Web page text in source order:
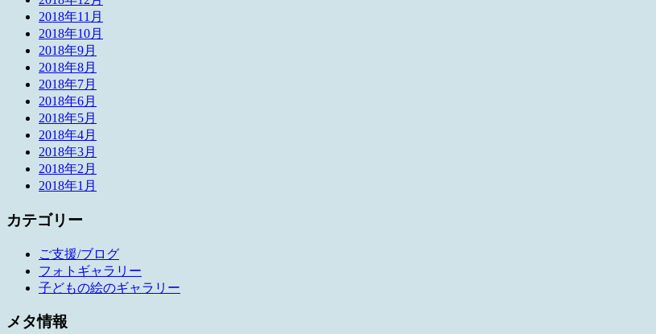
2018年11月
2018年10月
2018年9月
2018年8月
2018年7月
2018年6月
2018年5月
2018年4月
2018年3月
2018年2月
2018年1月
カテゴリー
ご支援/ブログ
フォトギャラリー
子どもの絵のギャラリー
メタ情報